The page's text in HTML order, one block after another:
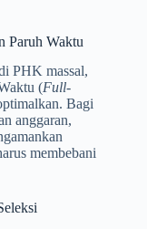
Paruh Waktu
PHK massal,
(Full-
Bagi
anggaran,
membebani